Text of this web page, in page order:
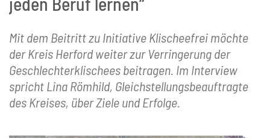
Mit dem Beitritt zu Initiative Klischeefrei möchte
der Kreis Herford weiter zur Verringerung der
Geschlechterklischees beitragen. Im Interview
spricht Lina Römhild, Gleichstellungsbeauftragte
des Kreises, über Ziele und Erfolge.